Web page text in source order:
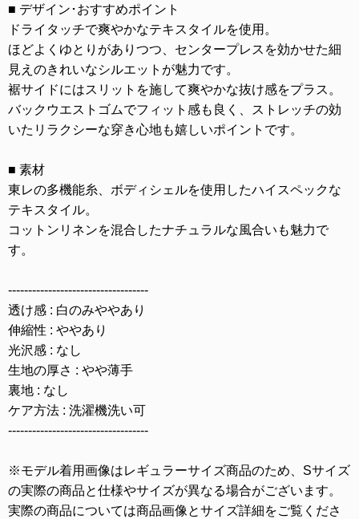
■ デザイン･おすすめポイント
ドライタッチで爽やかなテキスタイルを使用。
ほどよくゆとりがありつつ、センタープレスを効かせた細
見えのきれいなシルエットが魅力です。
裾サイドにはスリットを施して爽やかな抜け感をプラス。
バックウエストゴムでフィット感も良く、ストレッチの効
いたリラクシーな穿き心地も嬉しいポイントです。
■ 素材
東レの多機能糸、ボディシェルを使用したハイスペックな
テキスタイル。
コットンリネンを混合したナチュラルな風合いも魅力で
す。
-----------------------------------
透け感 : 白のみややあり
伸縮性 : ややあり
光沢感 : なし
生地の厚さ : やや薄手
裏地 : なし
ケア方法 : 洗濯機洗い可
-----------------------------------
※モデル着用画像はレギュラーサイズ商品のため、Sサイズ
の実際の商品と仕様やサイズが異なる場合がございます。
実際の商品については商品画像とサイズ詳細をご覧くださ